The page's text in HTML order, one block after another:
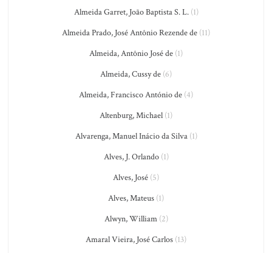
Almeida Garret, João Baptista S. L.(1)
Almeida Prado, José Antônio Rezende de (11)
Almeida, Antônio José de (1)
Almeida, Cussy de (6)
Almeida, Francisco António de (4)
Altenburg, Michael (1)
Alvarenga, Manuel Inácio da Silva(1)
Alves, J. Orlando(1)
Alves, José (5)
Alves, Mateus (1)
Alwyn, William(2)
Amaral Vieira, José Carlos (13)